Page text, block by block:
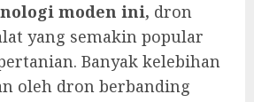
moden ini, dron
yang semakin popular
Banyak kelebihan
oleh dron berbanding